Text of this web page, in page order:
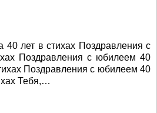
40 лет в стихах Поздравления с
Поздравления с юбилеем 40
Поздравления с юбилеем 40
Тебя,…